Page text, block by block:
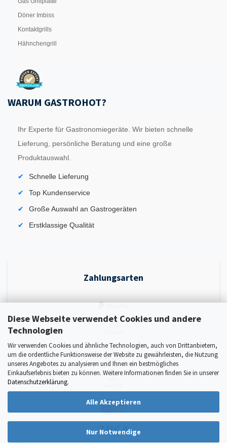
Diese Webseite verwendet Cookies und andere
Technologien
Wir verwenden Cookies und ähnliche Technologien, auch von Drittanbietern,
um die ordentliche Funktionsweise der Website zu gewährleisten, die Nutzung
unseres Angebotes zu analysieren und Ihnen ein bestmögliches
Einkaufserlebnis bieten zu können. Weitere Informationen finden Sie in unserer
Datenschutzerklärung.
Alle Akzeptieren
Nur Notwendige
Döner Imbiss
Kontaktgrills
Hähnchengrill
WARUM GASTROHOT?
Ihr Experte für Gastronomiegeräte. Wir bieten schnelle
Lieferung, persönliche Beratung und eine große
Produktauswahl.
Schnelle Lieferung
Top Kundenservice
Große Auswahl an Gastrogeräten
Erstklassige Qualität
Zahlungsarten